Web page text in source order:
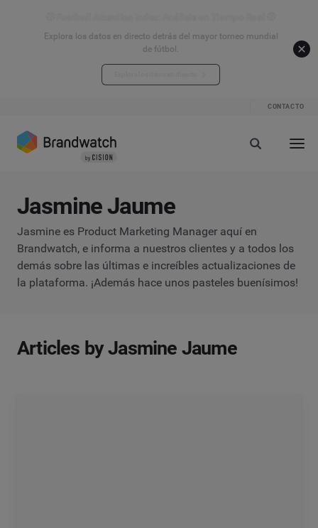
Explora los datos en directo detrás del mayor torneo mundial
de fútbol.
CONTACTO
Jasmine Jaume
Jasmine es Product Marketing Manager aquí en
Brandwatch, e informa a nuestros clientes y a todos los
demás sobre las últimas e increíbles actualizaciones de
la plataforma. ¡Además hace unos pasteles buenísimos!
Articles by Jasmine Jaume